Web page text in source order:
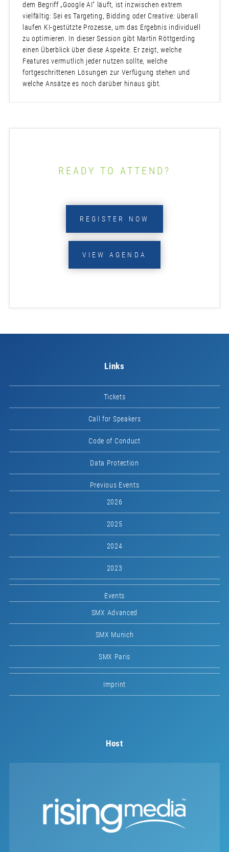
dem Begriff „Google AI“ läuft, ist inzwischen extrem
vielfältig: Sei es Targeting, Bidding oder Creative: überall
laufen KI-gestützte Prozesse, um das Ergebnis individuell
zu optimieren. In dieser Session gibt Martin Röttgerding
einen Überblick über diese Aspekte. Er zeigt, welche
Features vermutlich jeder nutzen sollte, welche
fortgeschrittenen Lösungen zur Verfügung stehen und
welche Ansätze es noch darüber hinaus gibt.
READY TO ATTEND?
REGISTER NOW
VIEW AGENDA
Links
Tickets
Call for Speakers
Code of Conduct
Data Protection
Previous Events
2026
2025
2024
2023
Events
SMX Advanced
SMX Munich
SMX Paris
Imprint
Host